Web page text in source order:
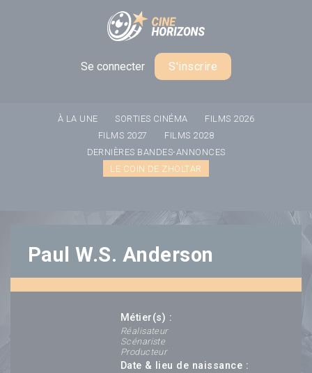
Se connecter S'inscrire
À LA UNE SORTIES CINÉMA
FILMS 2026
FILMS 2027
FILMS 2028
DERNIÈRES BANDES-ANNONCES
LE COIN DE ZHOLTAR
Paul W.S. Anderson
Métier(s) :
Réalisateur
Scénariste
Producteur
Date & lieu de naissance :
Panneau de gestion des cookies